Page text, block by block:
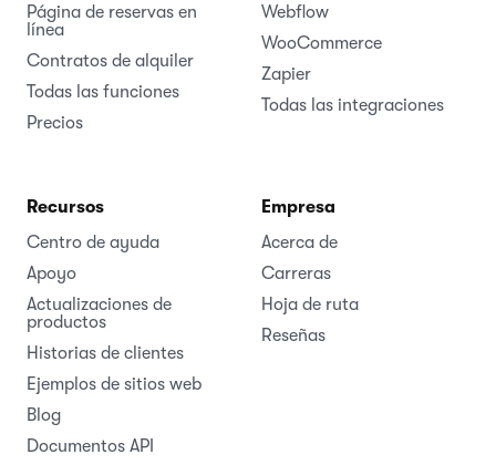
Página de reservas en
línea
Contratos de alquiler
Todas las funciones
Precios
Webflow
WooCommerce
Zapier
Todas las integraciones
Recursos
Centro de ayuda
Apoyo
Actualizaciones de
productos
Historias de clientes
Ejemplos de sitios web
Blog
Documentos API
Empresa
Acerca de
Carreras
Hoja de ruta
Reseñas